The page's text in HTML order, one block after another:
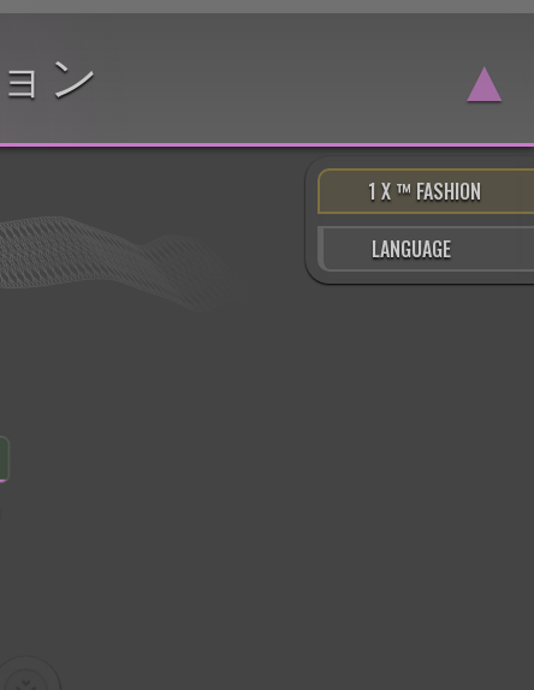
ン ▲
1 X ™ FASHION
LANGUAGE